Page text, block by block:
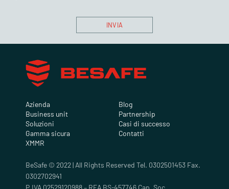
Azienda
Business unit
Soluzioni
Gamma sicura
XMMR
Blog
Partnership
Casi di successo
Contatti
BeSafe © 2022 | All Rights Reserved Tel. 0302501453 Fax.
0302702941